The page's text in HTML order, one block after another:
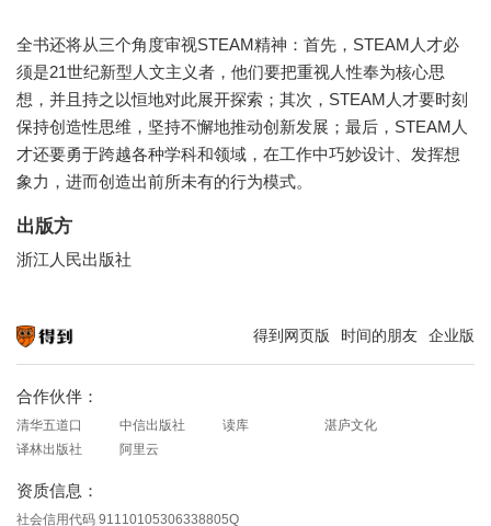
全书还将从三个角度审视STEAM精神：首先，STEAM人才必
须是21世纪新型人文主义者，他们要把重视人性奉为核心思
想，并且持之以恒地对此展开探索；其次，STEAM人才要时刻
保持创造性思维，坚持不懈地推动创新发展；最后，STEAM人
才还要勇于跨越各种学科和领域，在工作中巧妙设计、发挥想
象力，进而创造出前所未有的行为模式。
出版方
浙江人民出版社
得到网页版 时间的朋友 企业版
合作伙伴：
清华五道口 中信出版社 读库
湛庐文化
译林出版社
阿里云
资质信息：
社会信用代码 91110105306338805Q